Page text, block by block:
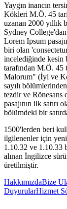
Yaygın inancın
Kökleri M.Ö. 45
uzanan 2000 yıllık
Sydney
Lorem Ipsum
biri olan
incelediğinde kesin
tarafından M.Ö. 45
Malorum" (İyi ve
sayılı
tezdir ve Rönesans
pasajının ilk satırı
bölümdeki bir
1500'lerden beri
ilgilenenler için
1.10.32 ve 1.10.33
alınan İngilizce
üretilmiştir.
HakkımızdaBize
DuyurularHizmet